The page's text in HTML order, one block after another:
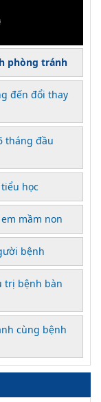
phòng tránh
đến đổi thay
tháng đầu
học
mầm non
bệnh
trị bệnh bàn
cùng bệnh